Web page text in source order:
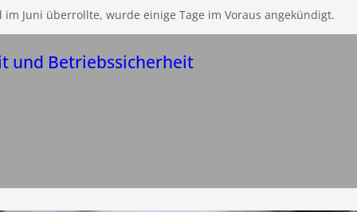
Juni überrollte, wurde einige Tage im Voraus angekündigt.
und Betriebssicherheit